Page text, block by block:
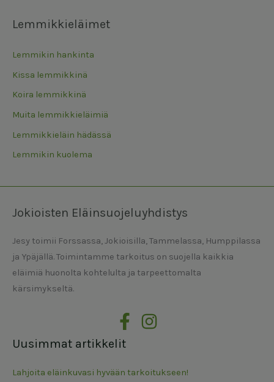
Lemmikkieläimet
Lemmikin hankinta
Kissa lemmikkinä
Koira lemmikkinä
Muita lemmikkieläimiä
Lemmikkieläin hädässä
Lemmikin kuolema
Jokioisten Eläinsuojeluyhdistys
Jesy toimii Forssassa, Jokioisilla, Tammelassa, Humppilassa
ja Ypäjällä. Toimintamme tarkoitus on suojella kaikkia
eläimiä huonolta kohtelulta ja tarpeettomalta
kärsimykseltä.
Uusimmat artikkelit
Lahjoita eläinkuvasi hyvään tarkoitukseen!